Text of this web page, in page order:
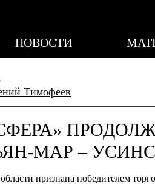
НОВОСТИ
Тимофеев
МАР –
признана победителем